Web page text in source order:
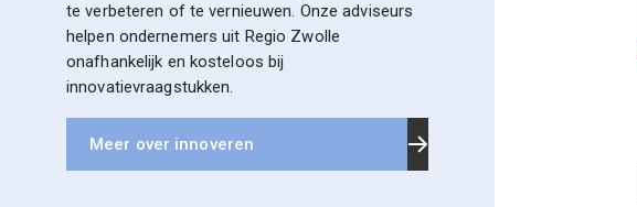
te verbeteren of te vernieuwen. Onze adviseurs
helpen ondernemers uit Regio Zwolle
onafhankelijk en kosteloos bij
innovatievraagstukken.
Meer over innoveren